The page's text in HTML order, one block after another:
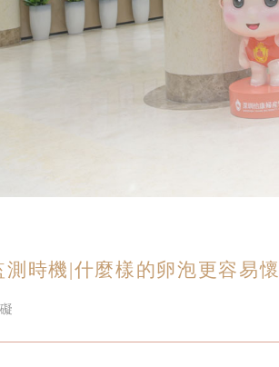
測時機|什麼樣的卵泡更容易